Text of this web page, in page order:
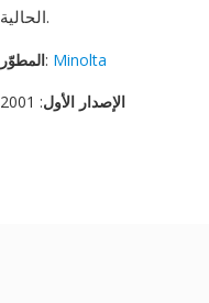
الحالية.
المطوّر: Minolta
الإصدار الأول: 2001